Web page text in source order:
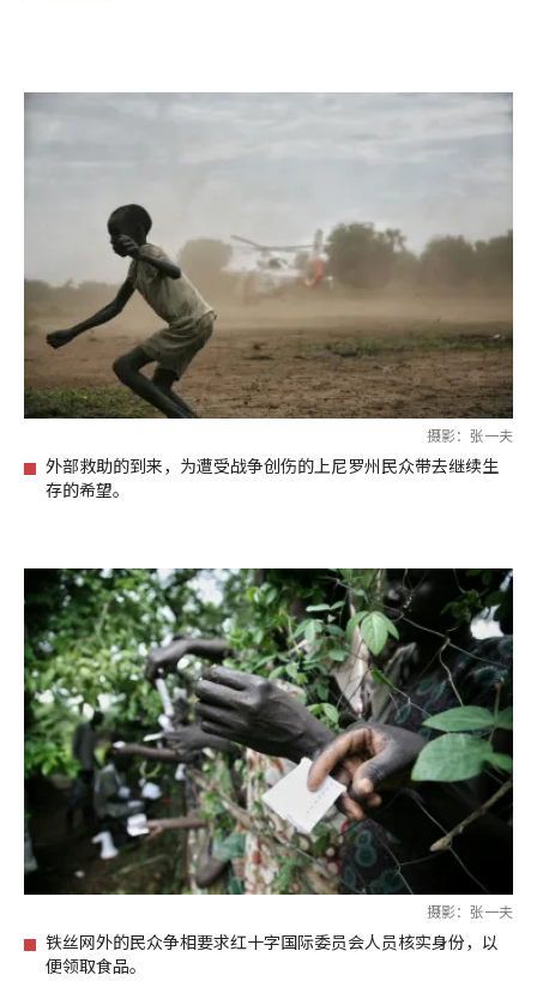
摄影：张一夫
外部救助的到来，为遭受战争创伤的上尼罗州民众带去继续生
存的希望。
摄影：张一夫
铁丝网外的民众争相要求红十字国际委员会人员核实身份，以
便领取食品。